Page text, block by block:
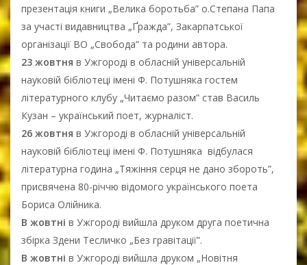
презентація книги „Велика боротьба” о.Степана Папа
за участі видавництва „Ґражда”, Закарпатської
організації ВО „Свобода” та родини автора.
23 жовтня в Ужгороді в обласній універсальній
науковій бібліотеці імені Ф. Потушняка гостем
літературного клубу „Читаємо разом” став Василь
Кузан – український поет, журналіст.
26 жовтня в Ужгороді в обласній універсальній
науковій бібліотеці імені Ф. Потушняка відбулася
літературна година „Тяжіння серця не дано збороть”,
присвячена 80-річчю відомого українського поета
Бориса Олійника.
В жовтні в Ужгороді вийшла друком друга поетична
збірка Здени Тесличко „Без гравітації”.
В жовтні в Ужгороді вийшла друком „Новітня